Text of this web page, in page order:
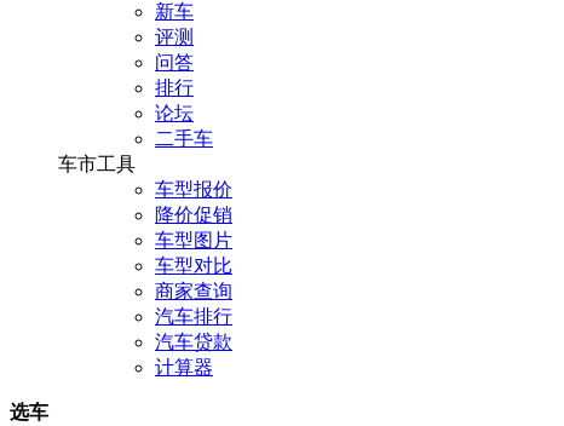
新车
评测
问答
排行
论坛
二手车
车市工具
车型报价
降价促销
车型图片
车型对比
商家查询
汽车排行
汽车贷款
计算器
选车